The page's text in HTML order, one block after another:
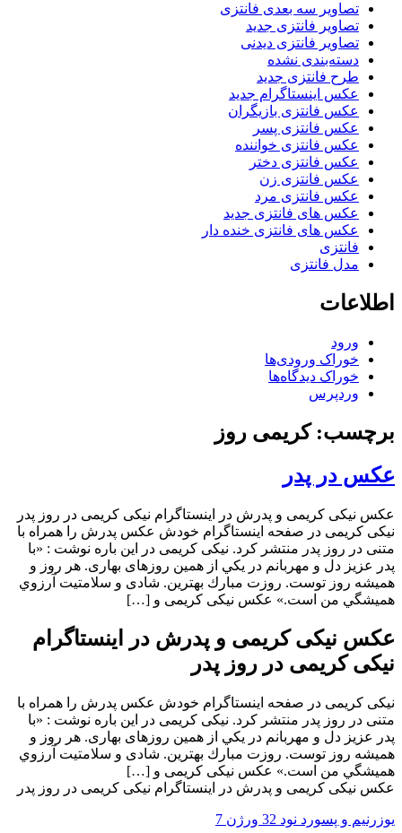
تصاویر سه بعدی فانتزی
تصاویر فانتزی جدید
تصاویر فانتزی دیدنی
دسته‌بندی نشده
طرح فانتزی جدید
عکس اینستاگرام جدید
عکس فانتزی بازیگران
عکس فانتزی پسر
عکس فانتزی خواننده
عکس فانتزی دختر
عکس فانتزی زن
عکس فانتزی مرد
عکس های فانتزی جدید
عکس های فانتزی خنده دار
فانتزی
مدل فانتزی
اطلاعات
ورود
خوراک ورودی‌ها
خوراک دیدگاه‌ها
وردپرس
برچسب: کریمی روز
عکس در پدر
عکس نیکی کریمی و پدرش در اینستاگرام نیکی کریمی در روز پدر
نیکی کریمی در صفحه اینستاگرام خودش عکس پدرش را همراه با
متنی در روز پدر منتشر کرد. نیکی کریمی در این باره نوشت : «با
پدر عزيز دل و مهربانم در يكي از همين روزهای بهاری. هر روز و
هميشه روز توست. روزت مبارك بهترين. شادی و سلامتيت آرزوي
هميشگي من است.» عکس نیکی کریمی و […]
عکس نیکی کریمی و پدرش در اینستاگرام
نیکی کریمی در روز پدر
نیکی کریمی در صفحه اینستاگرام خودش عکس پدرش را همراه با
متنی در روز پدر منتشر کرد. نیکی کریمی در این باره نوشت : «با
پدر عزيز دل و مهربانم در يكي از همين روزهای بهاری. هر روز و
هميشه روز توست. روزت مبارك بهترين. شادی و سلامتيت آرزوي
هميشگي من است.» عکس نیکی کریمی و […]
عکس نیکی کریمی و پدرش در اینستاگرام نیکی کریمی در روز پدر
یوزرنیم و پسورد نود 32 ورژن 7